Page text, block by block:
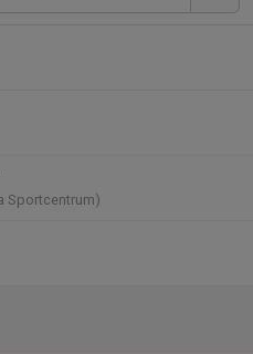
Sportcentrum)